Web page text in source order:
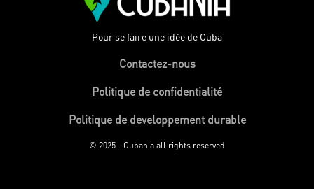
Pour se faire une idée de Cuba
Contactez-nous
Politique de confidentialité
Politique de developpement durable
© 2025 - Cubania all rights reserved